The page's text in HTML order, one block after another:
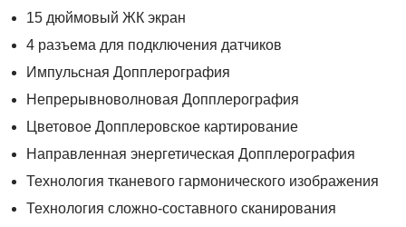
15 дюймовый ЖК экран
4 разъема для подключения датчиков
Импульсная Допплерография
Непрерывноволновая Допплерография
Цветовое Допплеровское картирование
Направленная энергетическая Допплерография
Технология тканевого гармонического изображения
Технология сложно-составного сканирования